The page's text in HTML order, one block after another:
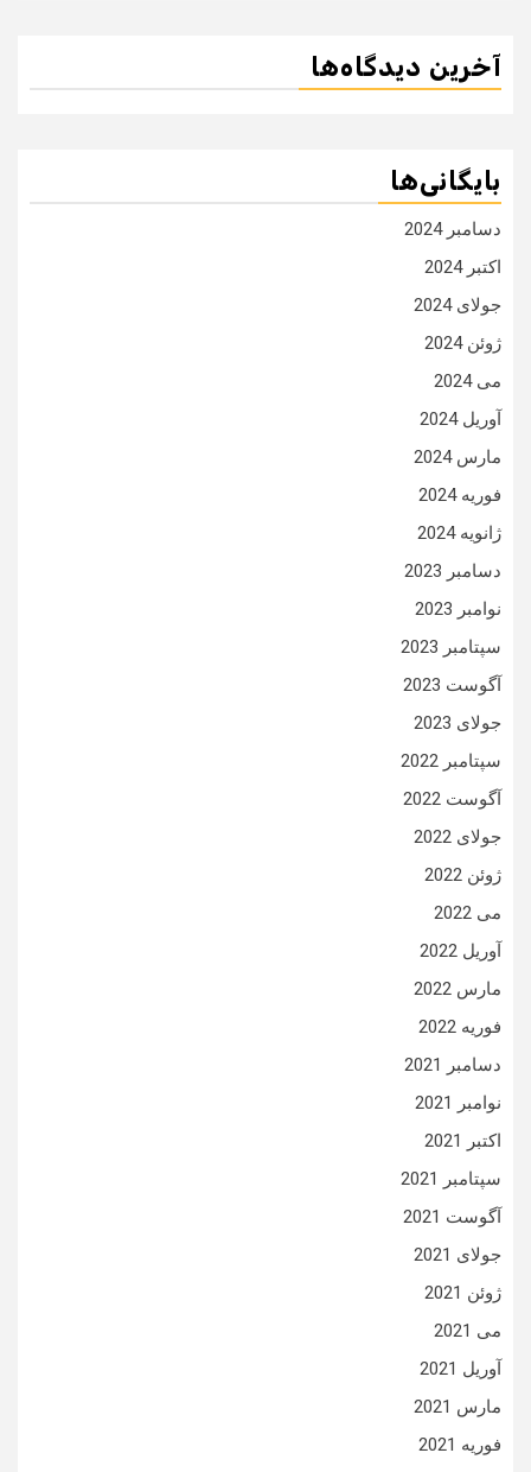
آخرین دیدگاه‌ها
بایگانی‌ها
دسامبر 2024
اکتبر 2024
جولای 2024
ژوئن 2024
می 2024
آوریل 2024
مارس 2024
فوریه 2024
ژانویه 2024
دسامبر 2023
نوامبر 2023
سپتامبر 2023
آگوست 2023
جولای 2023
سپتامبر 2022
آگوست 2022
جولای 2022
ژوئن 2022
می 2022
آوریل 2022
مارس 2022
فوریه 2022
دسامبر 2021
نوامبر 2021
اکتبر 2021
سپتامبر 2021
آگوست 2021
جولای 2021
ژوئن 2021
می 2021
آوریل 2021
مارس 2021
فوریه 2021